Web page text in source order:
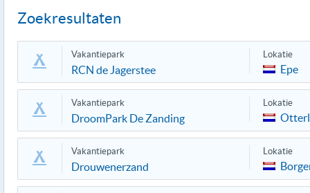
Zoekresultaten
Vakantiepark
RCN de Jagerstee
Lokatie
Epe
Vakantiepark
DroomPark De Zanding
Lokatie
Vakantiepark
Drouwenerzand
Lokatie